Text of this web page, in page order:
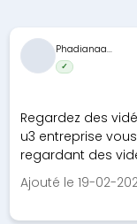
Regardez des
u3 entreprise
regardant des
Ajouté le 19-02-
Phadianaa...
✓